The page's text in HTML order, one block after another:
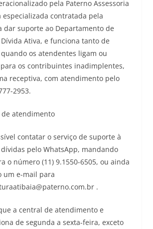
pela Paterno Assessoria
especializada contratada pela
dar suporte ao Departamento de
Ativa, e funciona tanto de
os atendentes ligam ou
os contribuintes inadimplentes,
receptiva, com atendimento pelo
2953.
atendimento
contatar o serviço de suporte à
pelo WhatsApp, mandando
o número (11) 9.1550-6505, ou ainda
um e-mail para
.
a central de atendimento e
de segunda a sexta-feira, exceto